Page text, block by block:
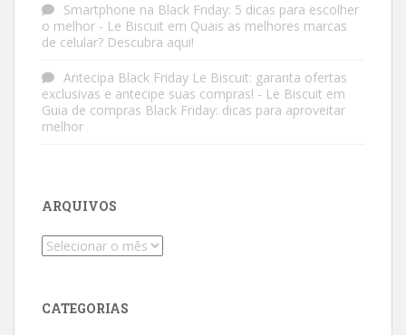
Smartphone na Black Friday: 5 dicas para escolher
o melhor - Le Biscuit em Quais as melhores marcas
de celular? Descubra aqui!
Antecipa Black Friday Le Biscuit: garanta ofertas
exclusivas e antecipe suas compras! - Le Biscuit em
Guia de compras Black Friday: dicas para aproveitar
melhor
ARQUIVOS
Arquivos
CATEGORIAS